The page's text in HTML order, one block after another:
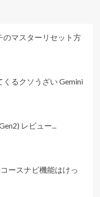
のマスターリセット方
くるクソうざい Gemini
レビュー...
ースナビ機能はけっ